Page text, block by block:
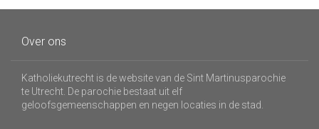
Over ons
Katholiekutrecht is de website van de Sint Martinusparochie
te Utrecht. De parochie bestaat uit elf
geloofsgemeenschappen en negen locaties in de stad.